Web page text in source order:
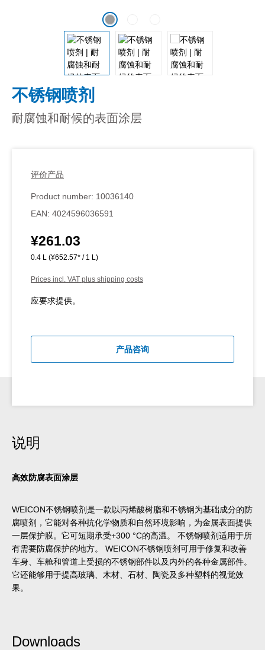
不锈钢喷剂
耐腐蚀和耐候的表面涂层
评价产品
Product number: 10036140
EAN: 4024596036591
Regular price:
¥261.03
0.4 L (¥652.57* / 1 L)
Prices incl. VAT plus shipping costs
应要求提供。
产品咨询
说明
高效防腐表面涂层
WEICON不锈钢喷剂是一款以丙烯酸树脂和不锈钢为基础成分的防
腐喷剂，它能对各种抗化学物质和自然环境影响，为金属表面提供
一层保护膜。它可短期承受+300 °C的高温。 不锈钢喷剂适用于所
有需要防腐保护的地方。 WEICON不锈钢喷剂可用于修复和改善
车身、车舱和管道上受损的不锈钢部件以及内外的各种金属部件。
它还能够用于提高玻璃、木材、石材、陶瓷及多种塑料的视觉效
果。
Downloads